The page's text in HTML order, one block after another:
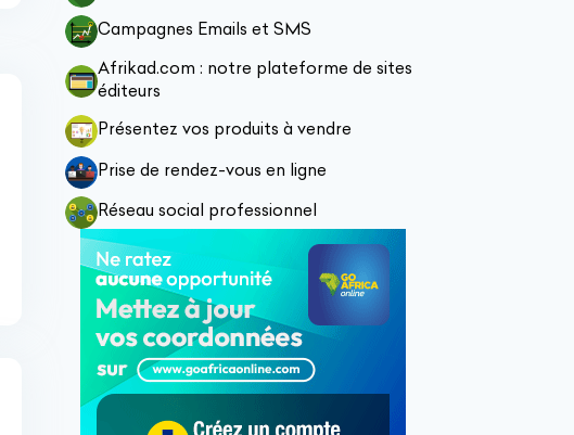
Campagnes Emails et SMS
Afrikad.com : notre plateforme de sites
éditeurs
Présentez vos produits à vendre
Prise de rendez-vous en ligne
Réseau social professionnel